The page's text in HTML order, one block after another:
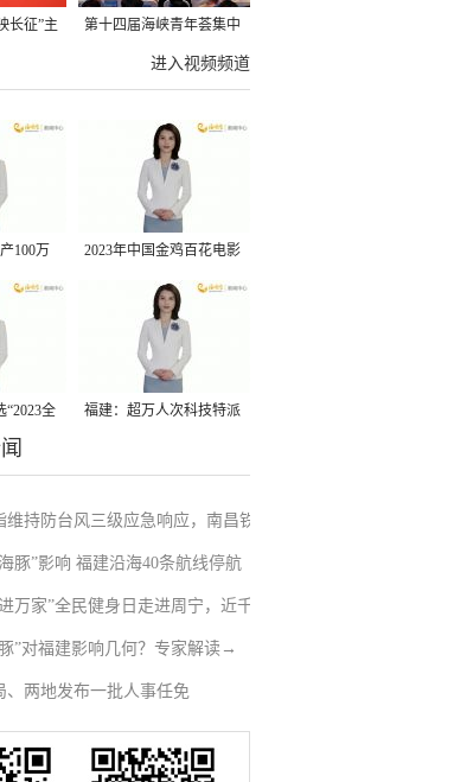
长征”主
启动
第十四届海峡青年荟集中
阶段活动在福州举行
进入视频频道
100万
成中交
2023年中国金鸡百花电影
节有福电影巡展31日启动
“2023全
强县”
福建：超万人次科技特派
维持防台风三级应急响应，南昌铁
旅客列车→
豚”影响 福建沿海40条航线停航
万家”全民健身日走进周宁，近千
”对福建影响几何？专家解读→
、两地发布一批人事任免